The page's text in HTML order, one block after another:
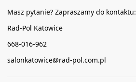
Masz pytanie? Zapraszamy do kontaktu:
Rad-Pol Katowice
668-016-962
salonkatowice@rad-pol.com.pl